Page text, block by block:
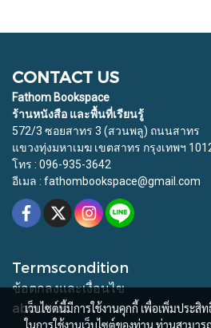
CONTACT US
Fathom Bookspace
ร้านหนังสือ และพื้นที่เรียนรู้
572/3 ซอยสาทร 3 (สวนพลู) ถนนสาทร
แขวงทุ่งมหาเมฆ เขตสาทร กรุงเทพฯ
โทร : 096-935-3642
อีเมล : fathombookspace@gmail.com
Termscondition
ข้อตกลงและเงื่อนไข
about us
เว็บไซต์นี้มีการใช้งานคุกกี้ เพื่อเพิ่มประ
ในการใช้งานเว็บไซต์ของท่าน ท่านสามาร